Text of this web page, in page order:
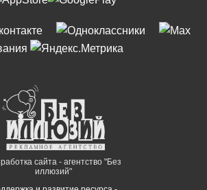
сайта - агентство "Без
иллюзий"